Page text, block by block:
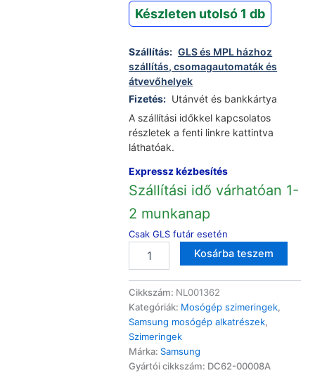
Készleten utolsó 1 db
Szállítás: GLS és MPL házhoz
szállítás, csomagautomaták és
átvevőhelyek
Fizetés: Utánvét és bankkártya
A szállítási időkkel kapcsolatos
részletek a fenti linkre kattintva
láthatóak.
Expressz kézbesítés
Szállítási idő várhatóan 1-
2 munkanap
Csak GLS futár esetén
gyári
szimering
mennyiség
Kosárba teszem
Cikkszám: NL001362
Kategóriák: Mosógép szimeringek,
Samsung mosógép alkatrészek,
Szimeringek
Márka: Samsung
Gyártói cikkszám: DC62-00008A